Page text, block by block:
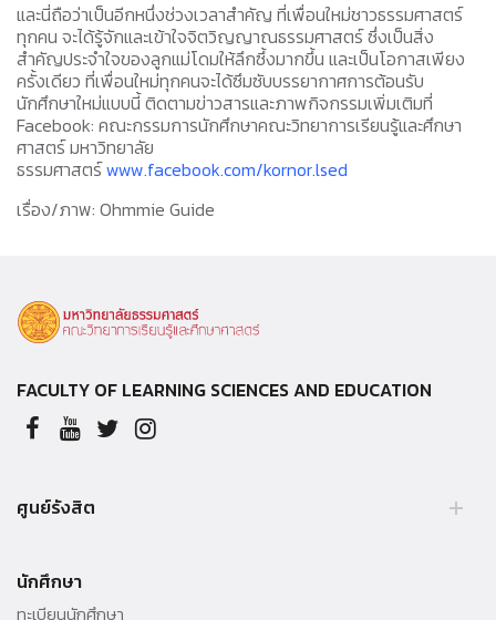
และนี่ถือว่าเป็นอีกหนึ่งช่วงเวลาสำคัญ ที่เพื่อนใหม่ชาวธรรมศาสตร์
ทุกคน จะได้รู้จักและเข้าใจจิตวิญญาณธรรมศาสตร์ ซึ่งเป็นสิ่ง
สำคัญประจำใจของลูกแม่โดมให้ลึกซึ้งมากขึ้น และเป็นโอกาสเพียง
ครั้งเดียว ที่เพื่อนใหม่ทุกคนจะได้ซึมซับบรรยากาศการต้อนรับ
นักศึกษาใหม่แบบนี้ ติดตามข่าวสารและภาพกิจกรรมเพิ่มเติมที่
Facebook: คณะกรรมการนักศึกษาคณะวิทยาการเรียนรู้และศึกษา
ศาสตร์ มหาวิทยาลัย
ธรรมศาสตร์www.facebook.com/kornor.lsed
เรื่อง/ภาพ: Ohmmie Guide
FACULTY OF LEARNING SCIENCES AND EDUCATION
ศูนย์รังสิต
99 หมู่ 18 ถ.พหลโยธิน ต.คลองหนึ่ง อ.คลองหลวง จ.ปทุมธานี 12120
นักศึกษา
ทะเบียนนักศึกษา